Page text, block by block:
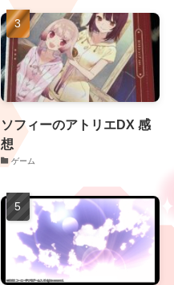
ソフィーのアトリエDX 感
想
ゲーム